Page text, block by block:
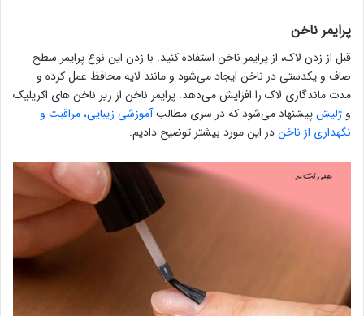
پرایمر ناخن
قبل از زدن لاک، از پرایمر ناخن استفاده کنید. با زدن این نوع پرایمر سطح
صاف و یکدستی در ناخن ایجاد می‌شود و مانند لایه محافظ عمل کرده و
مدت ماندگاری لاک را افزایش می‌دهد. پرایمر ناخن از زیر ناخن های اکریلیک
و ژلیشپیشنهاد می‌شود که در سری مطالبآموزشی زیبایی، مراقبت و
نگهداری از ناخندر این مورد بیشتر توضیح دادیم.